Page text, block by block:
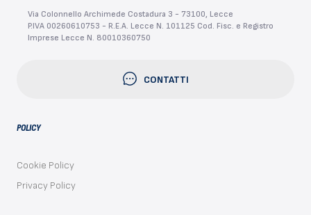
Via Colonnello Archimede Costadura 3 - 73100, Lecce
P.IVA 00260610753 - R.E.A. Lecce N. 101125 Cod. Fisc. e Registro
Imprese Lecce N. 80010360750
CONTATTI
POLICY
Cookie Policy
Privacy Policy